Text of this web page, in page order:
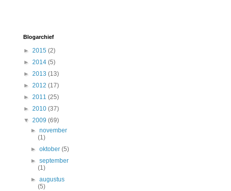
Blogarchief
► 2015 (2)
► 2014 (5)
► 2013 (13)
► 2012 (17)
► 2011 (25)
► 2010 (37)
▼ 2009 (69)
►november
(1)
►oktober(5)
►september
(1)
►augustus
(5)